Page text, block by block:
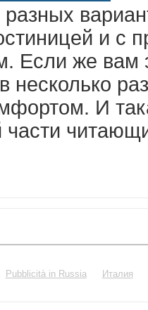
и с
Если же вам
несколько
И
части
Pubblicità in Russia Италия